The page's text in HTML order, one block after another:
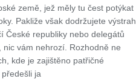
země, jež měly tu čest potýkat
Pakliže však dodržujete výstrah
České republiky nebo delegátů
vám nehrozí. Rozhodně ne
kde je zajištěno patřičné
ja